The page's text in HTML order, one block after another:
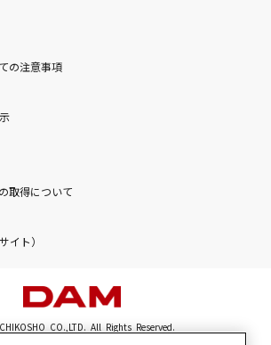
の注意事項
取得について
イト）
CO.,LTD. All Rights Reserved.